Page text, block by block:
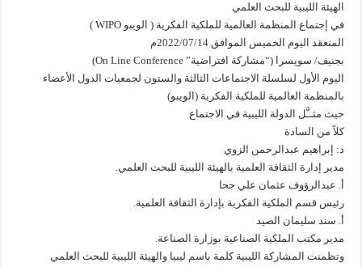
الهيئة الليبية للبحث العلمي
في إجتماع المنظمة العالمية للملكية الفكرية ( الويبو WIPO )
المنعقد اليوم الخميس الموافق 2022/07/14م
بجنيف/ سويسرا (“مشاركة افتراضية” On Line Conference)
اليوم الأول لسلسلة الاجتماعات الثالثة والستون لجمعيات الدول الأعضاء
بالمنظمة العالمية للملكية الفكرية (الويبو)
حيث مثــَّل الدولة الليبية في الاجتماع
كلاً من السادة
د: إبراهيم عبدالرحمن الزوي
مدير إدارة الثقافة العلمية بالهيئة الليبية للبحث العلمي.
رئيس قسم الملكية الفكرية بإدارة الثقافة العلمية.
وتظمنت المشاركة الليبية كلمة باسم ليبيا والهيئة الليبية للبحث العلمي